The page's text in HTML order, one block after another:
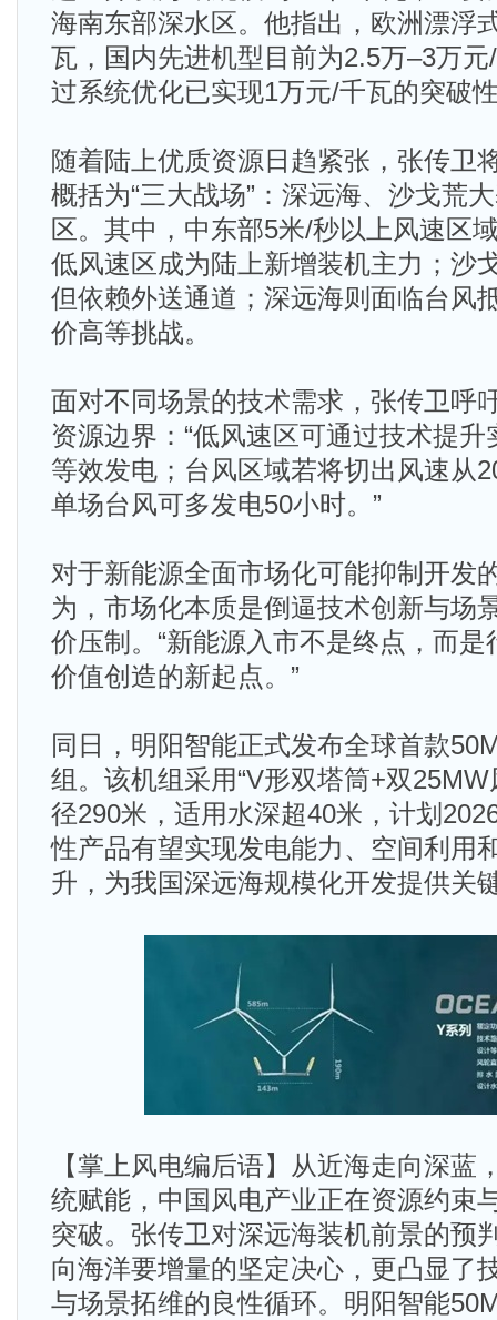
海南东部深水区。他指出，欧洲漂浮
瓦，国内先进机型目前为2.5万–3万
过系统优化已实现1万元/千瓦的突破
随着陆上优质资源日趋紧张，张传卫
概括为“三大战场”：深远海、沙戈荒
区。其中，中东部5米/秒以上风速区
低风速区成为陆上新增装机主力；沙
但依赖外送通道；深远海则面临台风
价高等挑战。
面对不同场景的技术需求，张传卫呼
资源边界：“低风速区可通过技术提升
等效发电；台风区域若将切出风速从
单场台风可多发电50小时。”
对于新能源全面市场化可能抑制开发
为，市场化本质是倒逼技术创新与场
价压制。“新能源入市不是终点，而
价值创造的新起点。”
同日，明阳智能正式发布全球首款
组。该机组采用“V形双塔筒+双
径290米，适用水深超40米，计划
性产品有望实现发电能力、空间利用
升，为我国深远海规模化开发提供关
【掌上风电编后语】从近海走向深蓝
统赋能，中国风电产业正在资源约束
突破。张传卫对深远海装机前景的预
向海洋要增量的坚定决心，更凸显了
与场景拓维的良性循环。明阳智能